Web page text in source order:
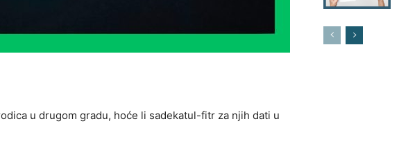
u drugom gradu, hoće li sadekatul-fitr za njih dati u